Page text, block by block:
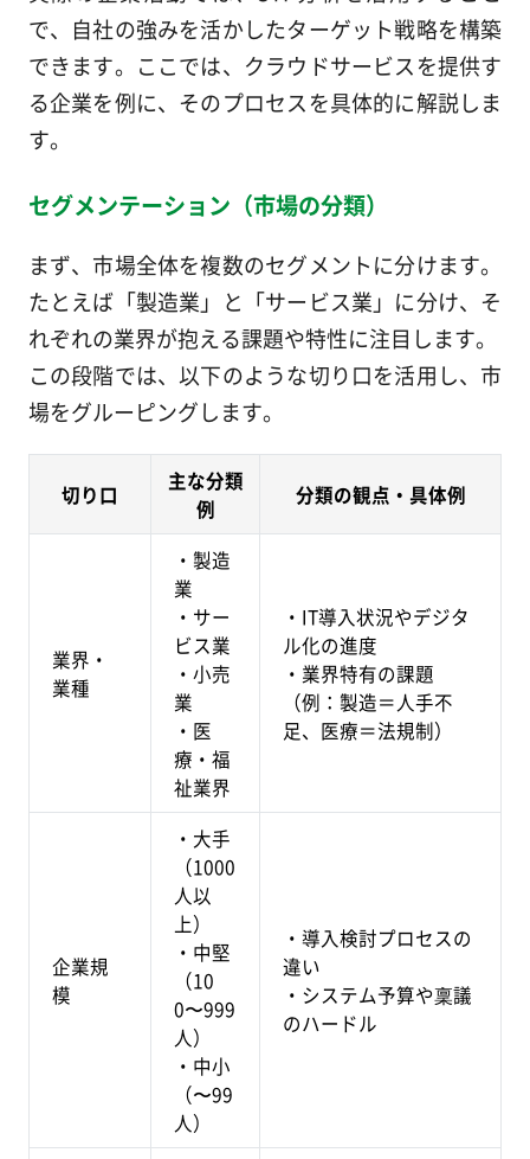
で、自社の強みを活かしたターゲット戦略を構築
できます。ここでは、クラウドサービスを提供す
る企業を例に、そのプロセスを具体的に解説しま
す。
セグメンテーション（市場の分類）
まず、市場全体を複数のセグメントに分けます。
たとえば「製造業」と「サービス業」に分け、そ
れぞれの業界が抱える課題や特性に注目します。
この段階では、以下のような切り口を活用し、市
場をグルーピングします。
切り口
主な分類
例
分類の観点・具体例
業界・
業種
・製造
業
・サー
ビス業
・小売
業
・医
療・福
祉業界
・IT導入状況やデジタ
ル化の進度
・業界特有の課題
（例：製造＝人手不
足、医療＝法規制）
企業規
模
・大手
（1000
人以
上）
・中堅
（10
0〜999
人）
・中小
（〜99
人）
・導入検討プロセスの
違い
・システム予算や稟議
のハードル